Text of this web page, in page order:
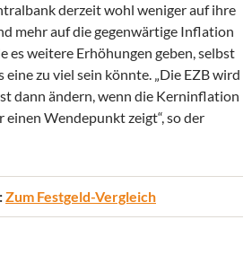
derzeit wohl weniger auf ihre
mehr auf die gegenwärtige Inflation
es weitere Erhöhungen geben, selbst
eine zu viel sein könnte. „Die EZB wird
dann ändern, wenn die Kerninflation
Wendepunkt zeigt“, so der
Zum Festgeld-Vergleich